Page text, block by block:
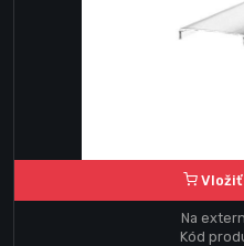
Vložiť
Na
Kód